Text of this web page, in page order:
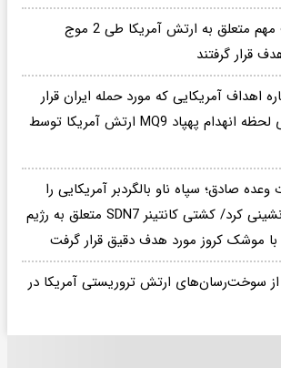
سپاه: 18 هدف مهم متعلق به ارتش آمریکا طی 2 موج
قرار گرفتند
اهداف آمریکایی که مورد حمله ایران قرار
گرفتند/ ویدئوی لحظه انهدام پهپاد MQ9 ارتش آمریکا توسط
وعده صادق؛ سپاه ناو بالگردبر آمریکایی را
مجبور به عقب‌نشینی کرد/ کشتی کانتینر SDN7 متعلق به رژیم
موشک کروز مورد هدف دقیق قرار گرفت
از سوخت‌رسان‌های ارتش تروریستی آمریکا در